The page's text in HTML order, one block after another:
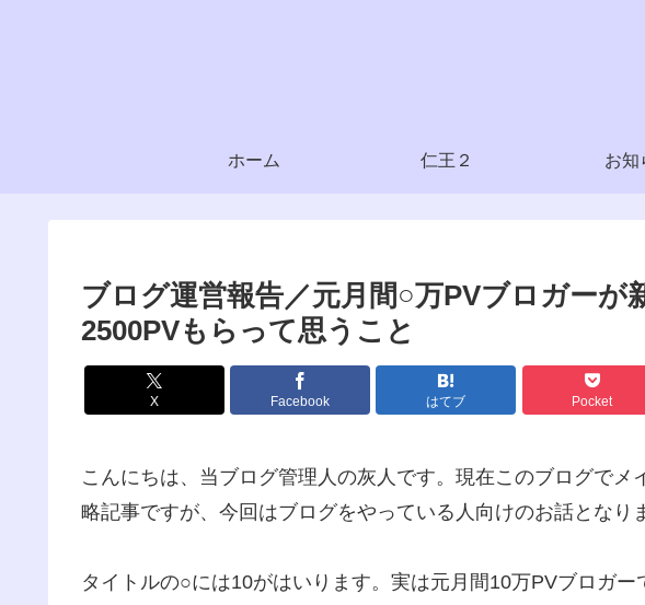
ホーム 仁王２ お知
ブログ運営報告／元月間○万PVブロガーが
2500PVもらって思うこと
X Facebook はてブ Pocket
こんにちは、当ブログ管理人の灰人です。現在このブログでメ
略記事ですが、今回はブログをやっている人向けのお話となり
タイトルの○には10がはいります。実は元月間10万PVブロガ